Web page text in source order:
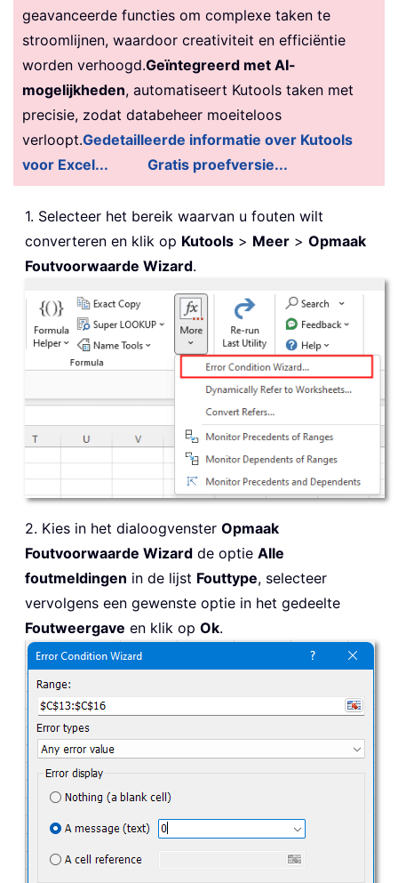
geavanceerde functies om complexe taken te
stroomlijnen, waardoor creativiteit en efficiëntie
worden verhoogd.Geïntegreerd met AI-
mogelijkheden, automatiseert Kutools taken met
precisie, zodat databeheer moeiteloos
verloopt.Gedetailleerde informatie over Kutools
voor Excel...
Gratis proefversie...
1. Selecteer het bereik waarvan u fouten wilt
converteren en klik op Kutools > Meer > Opmaak
Foutvoorwaarde Wizard.
2. Kies in het dialoogvenster Opmaak
Foutvoorwaarde Wizard de optie Alle
foutmeldingen in de lijst Fouttype, selecteer
vervolgens een gewenste optie in het gedeelte
Foutweergave en klik op Ok.